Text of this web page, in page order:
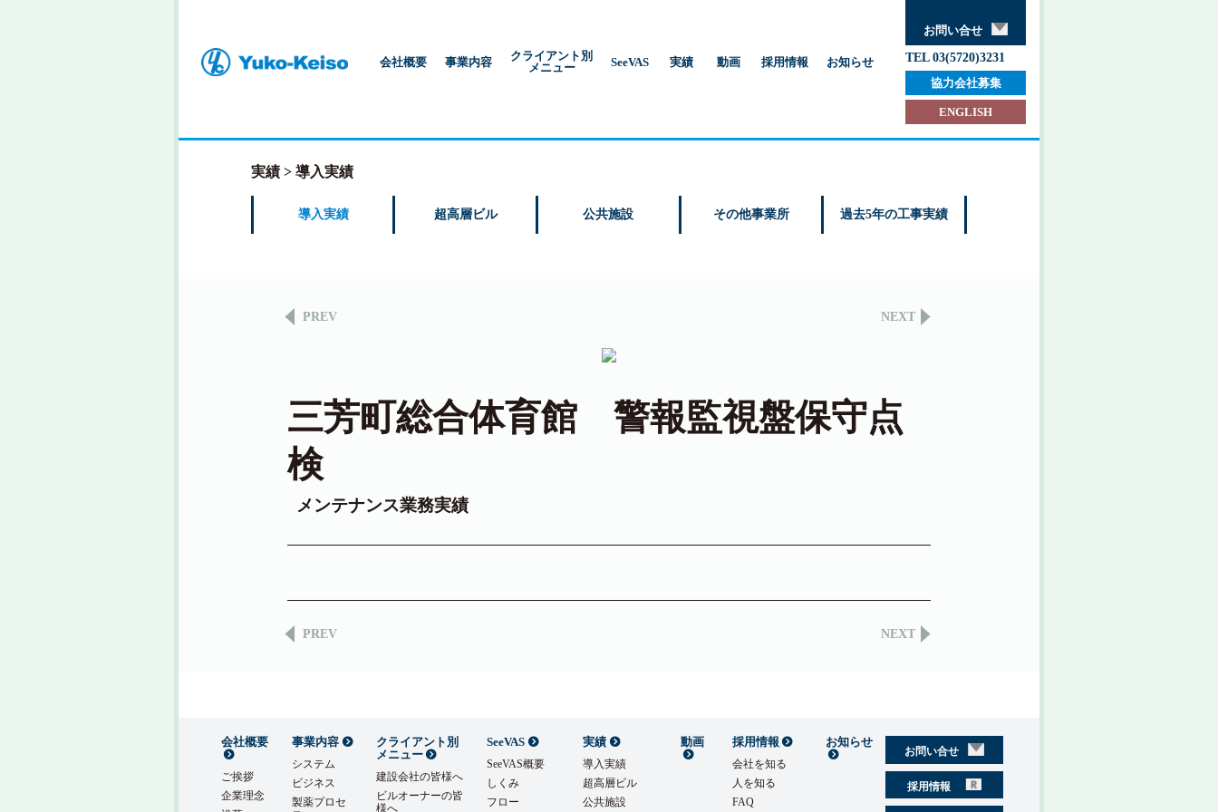
会社概要 事業内容
クライアント別
メニュー
SeeVAS 実績 動画 採用情報 お知らせ
お問い合せ
TEL 03(5720)3231
協力会社募集
ENGLISH
実績 導入実績
導入実績 超高層ビル 公共施設 その他事業所 過去5年の工事実績
PREV NEXT
三芳町総合体育館 警報監視盤保守点
検
メンテナンス業務実績
PREV NEXT
会社概要
ご挨拶
企業理念
事業内容
システム
ビジネス
製薬プロセ
クライアント別
メニュー
建設会社の皆様へ
ビルオーナーの皆
様へ
SeeVAS
SeeVAS概要
しくみ
フロー
実績
導入実績
超高層ビル
公共施設
動画 採用情報
会社を知る
人を知る
FAQ
お知らせ
お問い合せ
採用情報